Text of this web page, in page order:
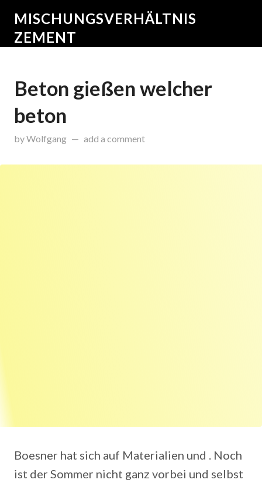
MISCHUNGSVERHÄLTNIS
ZEMENT
Beton gießen welcher
beton
byWolfgang onJanuar 27, 2015
add a comment
Boesner hat sich auf Materialien und . Noch
ist der Sommer nicht ganz vorbei und selbst